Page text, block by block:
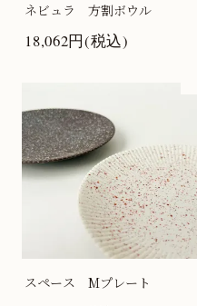
ネビュラ 方割ボウル
18,062円(税込)
スペース Mプレート